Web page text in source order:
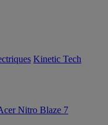
Kinetic Tech
Nitro Blaze 7